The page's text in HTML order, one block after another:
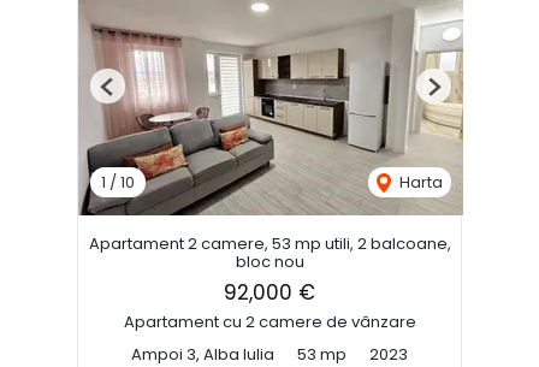
1 / 10 Harta
Previous Next
Apartament 2 camere, 53 mp utili, 2 balcoane,
bloc nou
92,000 €
Apartament cu 2 camere de vânzare
Ampoi 3, Alba Iulia
53 mp 2023